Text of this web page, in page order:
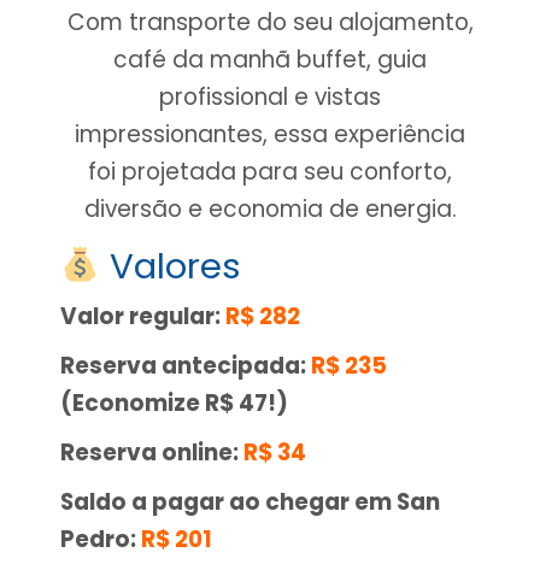
Com transporte do seu alojamento,
café da manhã buffet, guia
profissional e vistas
impressionantes, essa experiência
foi projetada para seu conforto,
diversão e economia de energia.
Valores
Valor regular:R$ 282
Reserva antecipada:R$ 235
(Economize R$ 47!)
Reserva online:R$ 34
Saldo a pagar ao chegar em San
Pedro:R$ 201